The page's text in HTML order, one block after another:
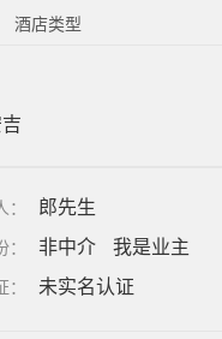
酒店类型
： 郎先生
： 非中介 我是业主
： 未实名认证